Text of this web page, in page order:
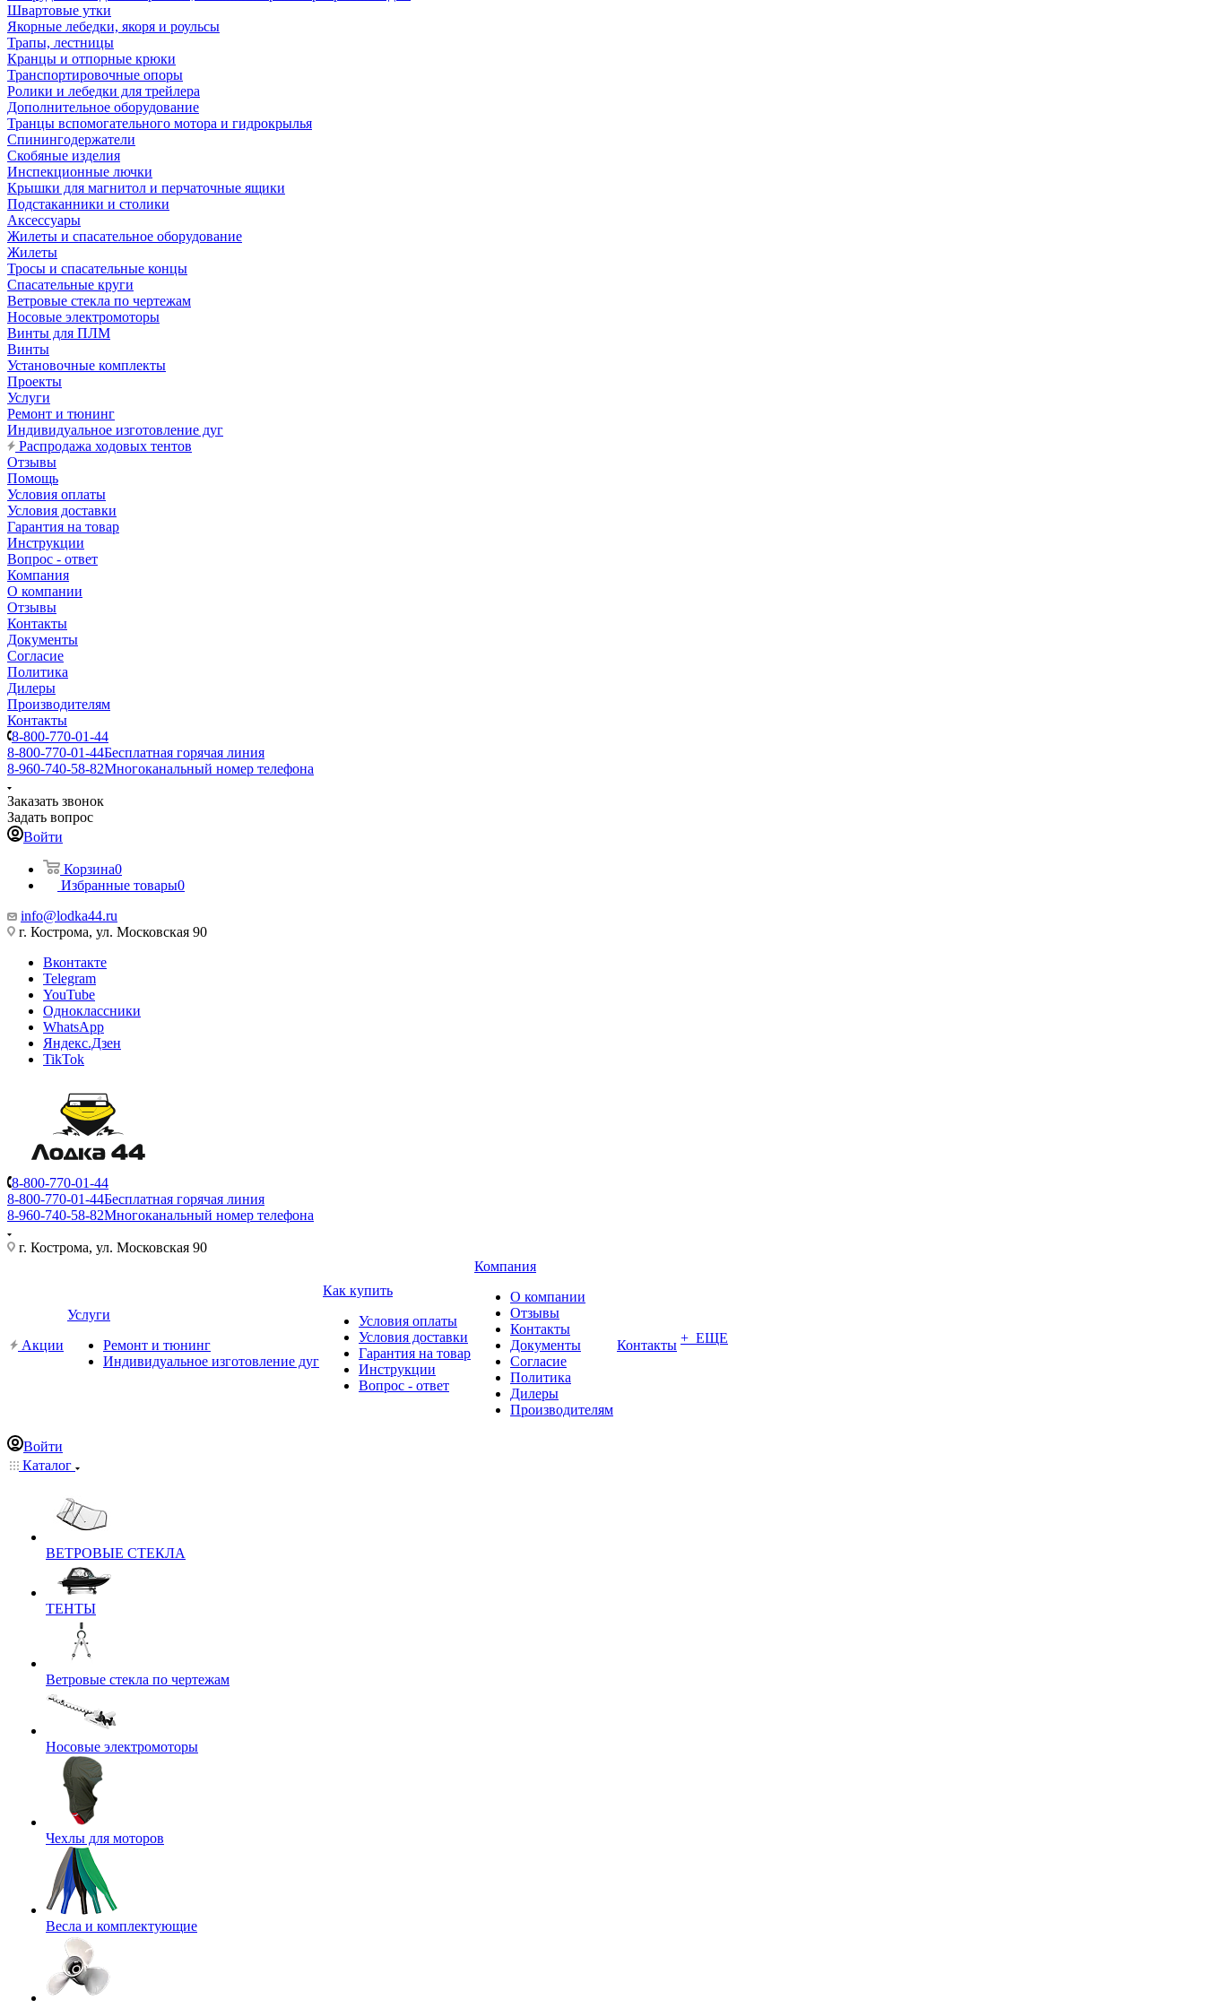
Швартовые утки
Якорные лебедки, якоря и роульсы
Трапы, лестницы
Кранцы и отпорные крюки
Транспортировочные опоры
Ролики и лебедки для трейлера
Дополнительное оборудование
Транцы вспомогательного мотора и гидрокрылья
Спинингодержатели
Скобяные изделия
Инспекционные лючки
Крышки для магнитол и перчаточные ящики
Подстаканники и столики
Аксессуары
Жилеты и спасательное оборудование
Жилеты
Тросы и спасательные концы
Спасательные круги
Ветровые стекла по чертежам
Носовые электромоторы
Винты для ПЛМ
Винты
Установочные комплекты
Проекты
Услуги
Ремонт и тюнинг
Индивидуальное изготовление дуг
Распродажа ходовых тентов
Отзывы
Помощь
Условия оплаты
Условия доставки
Гарантия на товар
Инструкции
Вопрос - ответ
Компания
О компании
Отзывы
Контакты
Документы
Согласие
Политика
Дилеры
Производителям
Контакты
8-800-770-01-44
8-800-770-01-44Бесплатная горячая линия
8-960-740-58-82Многоканальный номер телефона
Заказать звонок
Задать вопрос
Войти
Корзина0
Избранные товары0
info@lodka44.ru
г. Кострома, ул. Московская 90
Вконтакте
Telegram
YouTube
Одноклассники
WhatsApp
Яндекс.Дзен
TikTok
8-800-770-01-44
8-800-770-01-44Бесплатная горячая линия
8-960-740-58-82Многоканальный номер телефона
г. Кострома, ул. Московская 90
Акции
Услуги
Ремонт и тюнинг
Индивидуальное изготовление дуг
Как купить
Условия оплаты
Условия доставки
Гарантия на товар
Инструкции
Вопрос - ответ
Компания
О компании
Отзывы
Контакты
Документы
Согласие
Политика
Дилеры
Производителям
Контакты + ЕЩЕ
Войти
Каталог
ВЕТРОВЫЕ СТЕКЛА
ТЕНТЫ
Ветровые стекла по чертежам
Носовые электромоторы
Чехлы для моторов
Весла и комплектующие